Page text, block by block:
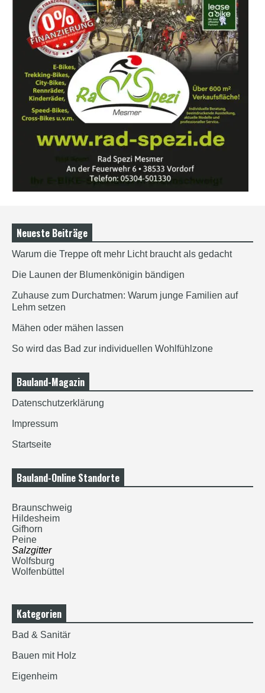
Neueste Beiträge
Warum die Treppe oft mehr Licht braucht als gedacht
Die Launen der Blumenkönigin bändigen
Zuhause zum Durchatmen: Warum junge Familien auf
Lehm setzen
Mähen oder mähen lassen
So wird das Bad zur individuellen Wohlfühlzone
Bauland-Magazin
Datenschutzerklärung
Impressum
Startseite
Bauland-Online Standorte
Braunschweig
Hildesheim
Gifhorn
Peine
Salzgitter
Wolfsburg
Wolfenbüttel
Kategorien
Bad & Sanitär
Bauen mit Holz
Eigenheim